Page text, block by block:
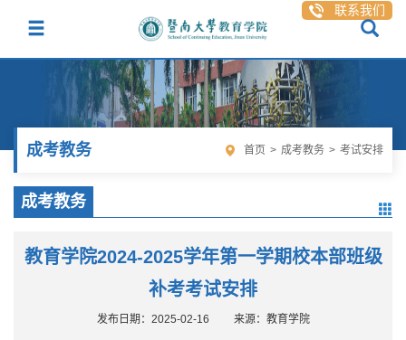
联系我们
成考教务 首页 > 成考教务 > 考试安排
成考教务
教育学院2024-2025学年第一学期校本部班级
补考考试安排
发布日期：2025-02-16 来源：教育学院